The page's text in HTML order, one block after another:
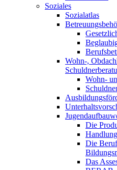
Soziales
Sozialatlas
Wohn-,
Wohn-
Die
Die
Das